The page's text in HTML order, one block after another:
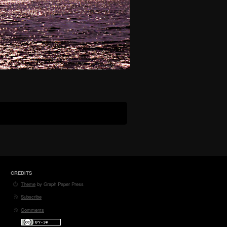
CREDITS
Theme by Graph Paper Press
Subscribe
Comments